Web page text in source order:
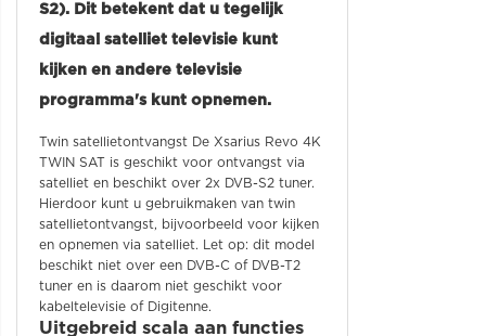
S2). Dit betekent dat u tegelijk
digitaal satelliet televisie kunt
kijken en andere televisie
programma's kunt opnemen.
Twin satellietontvangst De Xsarius Revo 4K
TWIN SAT is geschikt voor ontvangst via
satelliet en beschikt over 2x DVB-S2 tuner.
Hierdoor kunt u gebruikmaken van twin
satellietontvangst, bijvoorbeeld voor kijken
en opnemen via satelliet. Let op: dit model
beschikt niet over een DVB-C of DVB-T2
tuner en is daarom niet geschikt voor
kabeltelevisie of Digitenne.
Uitgebreid scala aan functies